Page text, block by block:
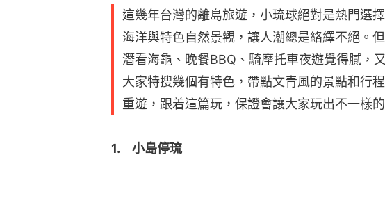
這幾年台灣的離島旅遊，小琉球絕對是熱門選
海洋與特色自然景觀，讓人潮總是絡繹不絕。
潛看海龜、晚餐BBQ、騎摩托車夜遊覺得膩，
大家特搜幾個有特色，帶點文青風的景點和行
重遊，跟着這篇玩，保證會讓大家玩出不一樣的
1.　小島停琉